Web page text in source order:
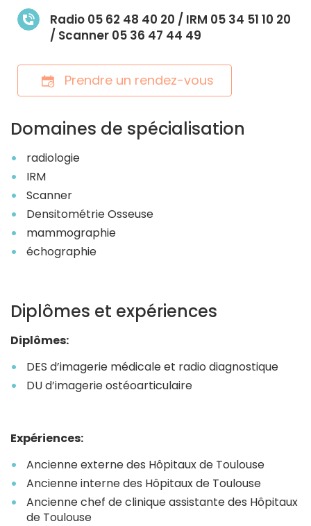
Radio 05 62 48 40 20 / IRM 05 34 51 10 20
/ Scanner 05 36 47 44 49
Prendre un rendez-vous
Domaines de spécialisation
radiologie
IRM
Scanner
Densitométrie Osseuse
mammographie
échographie
Diplômes et expériences
Diplômes:
DES d’imagerie médicale et radio diagnostique
DU d’imagerie ostéoarticulaire
Expériences:
Ancienne externe des Hôpitaux de Toulouse
Ancienne interne des Hôpitaux de Toulouse
Ancienne chef de clinique assistante des Hôpitaux
de Toulouse